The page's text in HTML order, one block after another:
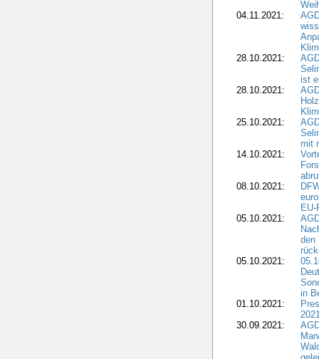
04.11.2021:
28.10.2021:
ist
28.10.2021:
25.10.2021:
mit
14.10.2021:
08.10.2021:
05.10.2021:
den
05.10.2021:
in
01.10.2021:
30.09.2021: